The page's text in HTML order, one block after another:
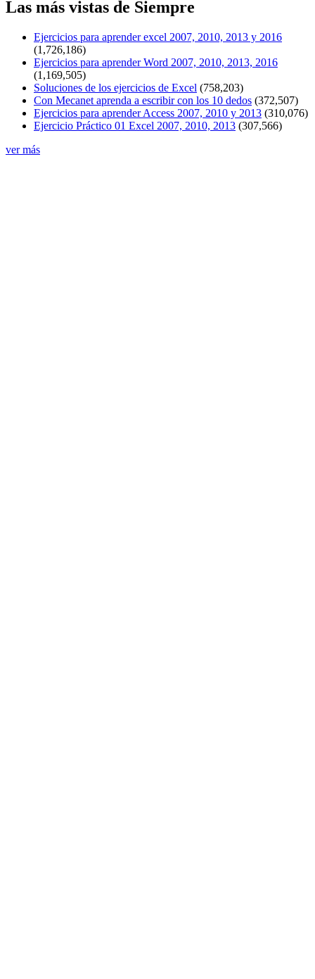
Las más vistas de Siempre
Ejercicios para aprender excel 2007, 2010, 2013 y 2016
(1,726,186)
Ejercicios para aprender Word 2007, 2010, 2013, 2016
(1,169,505)
Soluciones de los ejercicios de Excel (758,203)
Con Mecanet aprenda a escribir con los 10 dedos (372,507)
Ejercicios para aprender Access 2007, 2010 y 2013 (310,076)
Ejercicio Práctico 01 Excel 2007, 2010, 2013 (307,566)
ver más